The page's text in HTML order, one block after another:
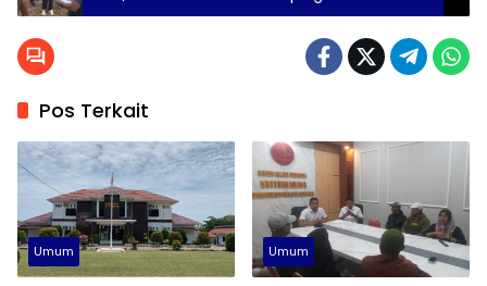
Pengadilan yang Inkrah
Pos Terkait
Umum Umum